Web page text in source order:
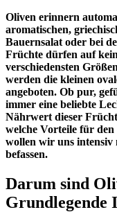
Oliven erinnern
aromatischen,
Bauernsalat oder bei
Früchte dürfen auf
verschiedensten
werden die kleinen
angeboten. Ob pur,
immer eine beliebte
Nährwert dieser
welche Vorteile für
wollen wir uns intensiv
befassen.
Darum sind
Grundlegende